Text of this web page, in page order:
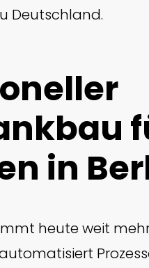
Deutschland.
in
heute weit